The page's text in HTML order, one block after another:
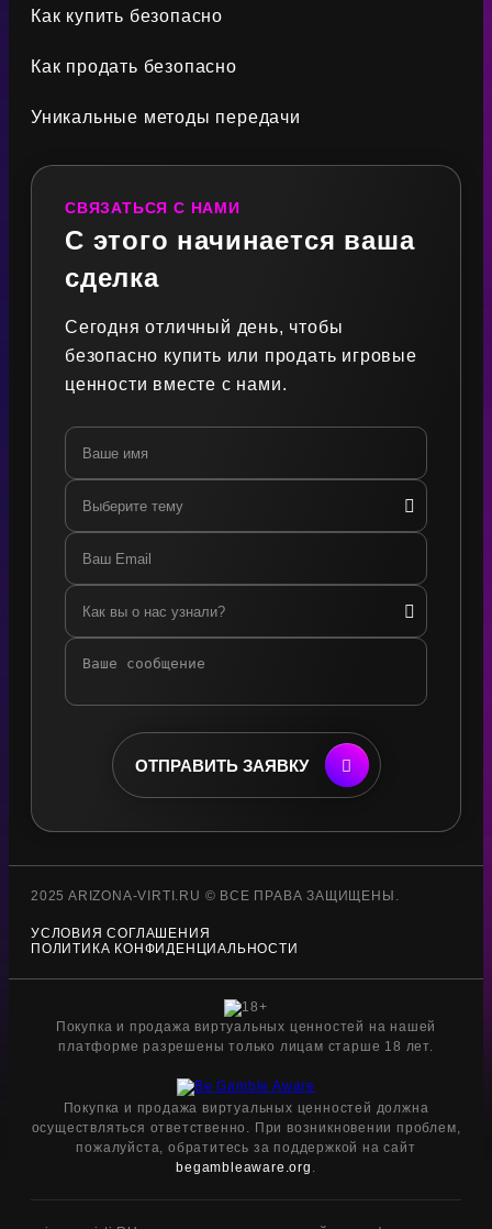
Как купить безопасно
Как продать безопасно
Уникальные методы передачи
СВЯЗАТЬСЯ С НАМИ
С этого начинается ваша
сделка
Сегодня отличный день, чтобы
безопасно купить или продать игровые
ценности вместе с нами.
ОТПРАВИТЬ ЗАЯВКУ
2025 ARIZONA-VIRTI.RU © ВСЕ ПРАВА ЗАЩИЩЕНЫ.
УСЛОВИЯ СОГЛАШЕНИЯ
ПОЛИТИКА КОНФИДЕНЦИАЛЬНОСТИ
Покупка и продажа виртуальных ценностей на нашей
платформе разрешены только лицам старше 18 лет.
Покупка и продажа виртуальных ценностей должна
осуществляться ответственно. При возникновении проблем,
пожалуйста, обратитесь за поддержкой на сайт
begambleaware.org .